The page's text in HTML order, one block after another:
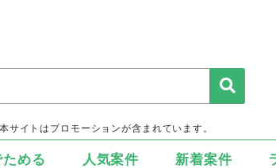
本サイトはプロモーションが含まれています。
める 人気案件 新着案件